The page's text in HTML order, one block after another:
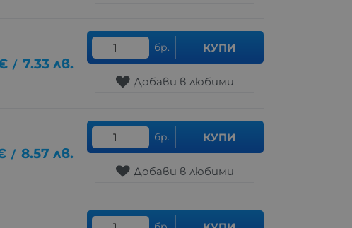
/ 7.33 лв.
бр. КУПИ
Добави в любими
/ 8.57 лв.
бр. КУПИ
Добави в любими